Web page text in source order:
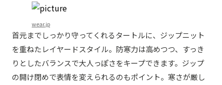
wear.jp
首元までしっかり守ってくれるタートルに、ジップニット
を重ねたレイヤードスタイル。防寒力は高めつつ、すっき
りとしたバランスで大人っぽさをキープできます。ジップ
の開け閉めで表情を変えられるのもポイント。寒さが厳し